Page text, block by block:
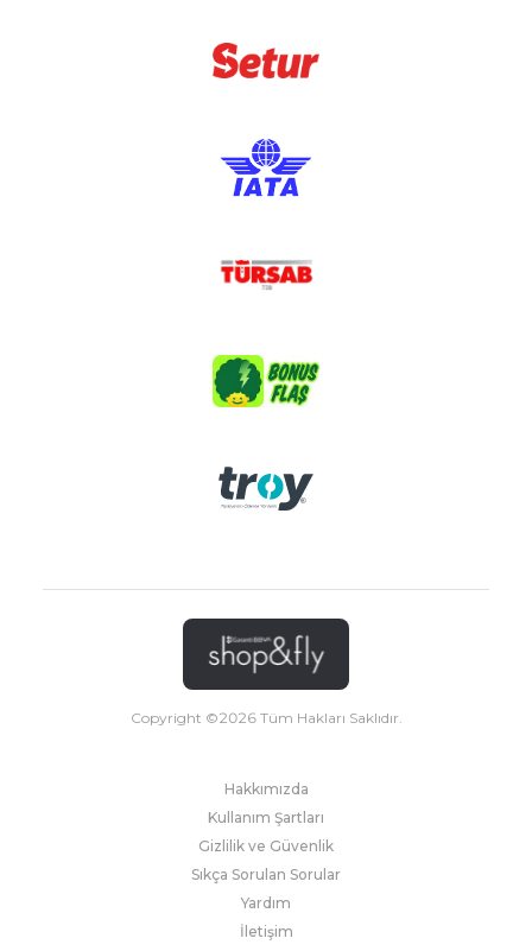
Copyright ©2026Tüm Hakları Saklıdır.
Hakkımızda
Kullanım Şartları
Gizlilik ve Güvenlik
Sıkça Sorulan Sorular
Yardım
İletişim